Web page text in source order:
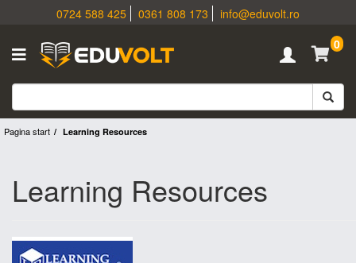
0724 588 425 0361 808 173
info@eduvolt.ro
0
Pagina start Learning Resources
Learning Resources